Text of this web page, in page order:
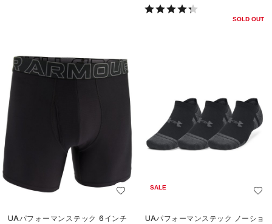
SOLD OUT
UAパフォーマンステック 6インチ
SALE
UAパフォーマンステック ノーショ